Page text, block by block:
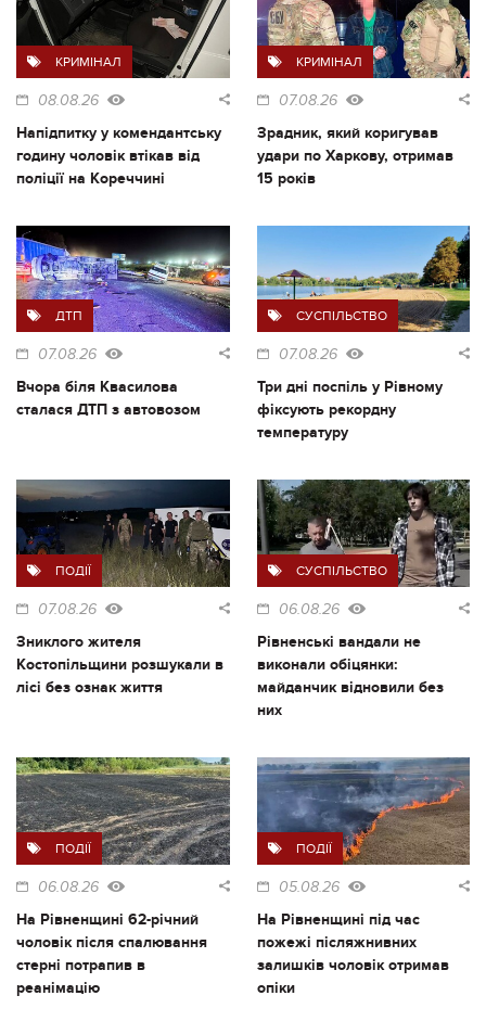
КРИМІНАЛ
08.08.26
Напідпитку у комендантську
годину чоловік втікав від
поліції на Кореччині
КРИМІНАЛ
07.08.26
Зрадник, який коригував
удари по Харкову, отримав
15 років
ДТП
07.08.26
Вчора біля Квасилова
сталася ДТП з автовозом
СУСПІЛЬСТВО
07.08.26
Три дні поспіль у Рівному
фіксують рекордну
температуру
ПОДІЇ
07.08.26
Зниклого жителя
Костопільщини розшукали в
лісі без ознак життя
СУСПІЛЬСТВО
06.08.26
Рівненські вандали не
виконали обіцянки:
майданчик відновили без
них
ПОДІЇ
06.08.26
На Рівненщині 62-річний
чоловік після спалювання
стерні потрапив в
реанімацію
ПОДІЇ
05.08.26
На Рівненщині під час
пожежі післяжнивних
залишків чоловік отримав
опіки